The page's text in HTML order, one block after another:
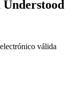
Understood
válida